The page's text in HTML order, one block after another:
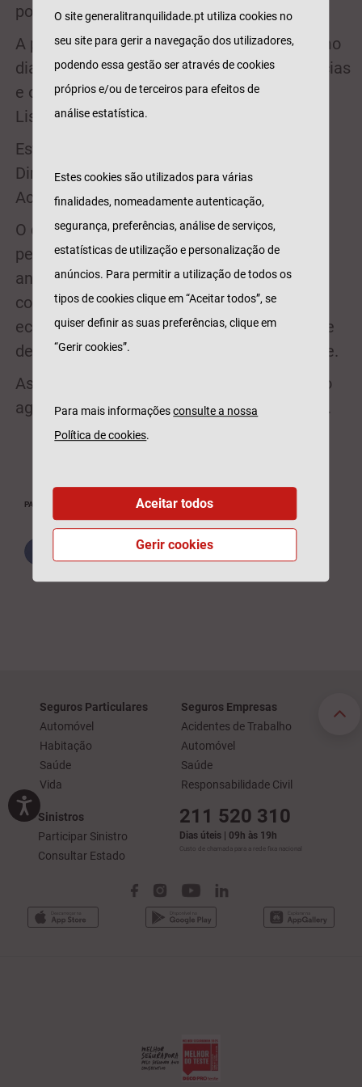
poderá acompanhar no Expresso.
A primeira Conferência realiza-se no próximo
dia 8 de março, sob o mote "Novas Tendências
e o Impacto nos Seguros", na Pousada de
Lisboa, a partir das 10h00.
Esta sessão, moderada por Ricardo Costa,
Diretor do Expresso, terá Pedro Lopes da
Accenture, como Orador Especialista.
O debate irá contar ainda com diversas
personalidades da sociedade civil, que irão
analisar o futuro da atividade e avaliar, em
conjunto, o contexto social, tecnológico e
económico no qual o setor segurador pode e
deve desempenhar um papel preponderante.
As restantes Conferências deste ciclo estão
agendadas para junho, outubro e novembro.
PARTILHAR
Seguros Particulares
Automóvel
Habitação
Saúde
Vida
Seguros Empresas
Acidentes de Trabalho
Automóvel
Saúde
Responsabilidade Civil
Sinistros
Participar Sinistro
Consultar Estado
211 520 310
Dias úteis | 09h às 19h
Custo de chamada para a rede fixa nacional
O site generalitranquilidade.pt utiliza cookies no
seu site para gerir a navegação dos utilizadores,
podendo essa gestão ser através de cookies
próprios e/ou de terceiros para efeitos de
análise estatística.
Estes cookies são utilizados para várias
finalidades, nomeadamente autenticação,
segurança, preferências, análise de serviços,
estatísticas de utilização e personalização de
anúncios. Para permitir a utilização de todos os
tipos de cookies clique em “Aceitar todos”, se
quiser definir as suas preferências, clique em
“Gerir cookies”.
Para mais informaçõesconsulte a nossa
Política de cookies.
Gerir cookies
Aceitar todos